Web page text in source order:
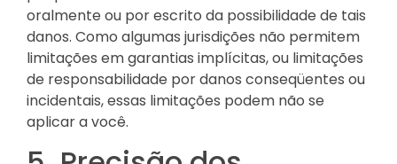
oralmente ou por escrito da possibilidade de tais
danos. Como algumas jurisdições não permitem
limitações em garantias implícitas, ou limitações
de responsabilidade por danos conseqüentes ou
incidentais, essas limitações podem não se
aplicar a você.